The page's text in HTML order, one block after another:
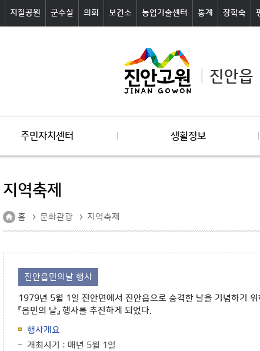
지질공원 군수실 의회 보건소 농업기술센터 통계 장학숙
진안읍
주민자치센터 생활정보
지역축제
홈 문화관광 지역축제
진안읍민의날 행사
1979년 5월 1일 진안면에서 진안읍으로 승격한 날을 기념하기
『읍민의 날』 행사를 추진하게 되었다.
행사개요
개최시기 : 매년 5월 1일